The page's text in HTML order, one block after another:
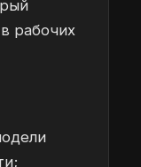
рабочих